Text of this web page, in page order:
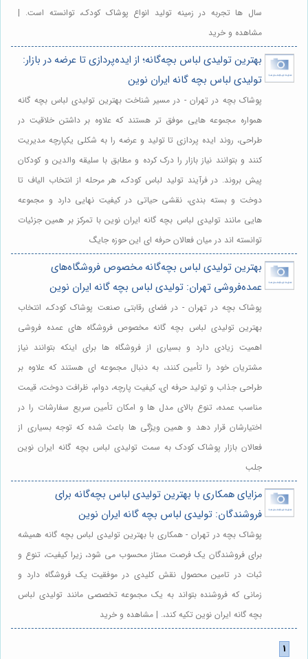
سال ها تجربه در زمینه تولید انواع پوشاک کودک، توانسته است. |
مشاهده و خرید
بهترین تولیدی لباس بچه‌گانه؛ از ایده‌پردازی تا عرضه در بازار:
تولیدی لباس بچه گانه ایران نوین
پوشاک بچه در تهران - در مسیر شناخت بهترین تولیدی لباس بچه گانه
همواره مجموعه هایی موفق تر هستند که علاوه بر داشتن خلاقیت در
طراحی، روند ایده پردازی تا تولید و عرضه را به شکلی یکپارچه مدیریت
کنند و بتوانند نیاز بازار را درک کرده و مطابق با سلیقه والدین و کودکان
پیش بروند. در فرآیند تولید لباس کودک، هر مرحله از انتخاب الیاف تا
دوخت و بسته بندی، نقشی حیاتی در کیفیت نهایی دارد و مجموعه
هایی مانند تولیدی لباس بچه گانه ایران نوین با تمرکز بر همین جزئیات
توانسته اند در میان فعالان حرفه ای این حوزه جایگ
بهترین تولیدی لباس بچه‌گانه مخصوص فروشگاه‌های
عمده‌فروشی تهران: تولیدی لباس بچه گانه ایران نوین
پوشاک بچه در تهران - در فضای رقابتی صنعت پوشاک کودک، انتخاب
بهترین تولیدی لباس بچه گانه مخصوص فروشگاه های عمده فروشی
اهمیت زیادی دارد و بسیاری از فروشگاه ها برای اینکه بتوانند نیاز
مشتریان خود را تأمین کنند، به دنبال مجموعه ای هستند که علاوه بر
طراحی جذاب و تولید حرفه ای، کیفیت پارچه، دوام، ظرافت دوخت، قیمت
مناسب عمده، تنوع بالای مدل ها و امکان تأمین سریع سفارشات را در
اختیارشان قرار دهد و همین ویژگی ها باعث شده که توجه بسیاری از
فعالان بازار پوشاک کودک به سمت تولیدی لباس بچه گانه ایران نوین
جلب
مزایای همکاری با بهترین تولیدی لباس بچه‌گانه برای
فروشندگان: تولیدی لباس بچه گانه ایران نوین
پوشاک بچه در تهران - همکاری با بهترین تولیدی لباس بچه گانه همیشه
برای فروشندگان یک فرصت ممتاز محسوب می شود، زیرا کیفیت، تنوع و
ثبات در تامین محصول نقش کلیدی در موفقیت یک فروشگاه دارد و
زمانی که فروشنده بتواند به یک مجموعه تخصصی مانند تولیدی لباس
بچه گانه ایران نوین تکیه کند،. | مشاهده و خرید